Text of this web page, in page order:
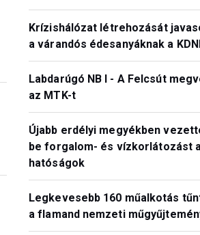
Krízishálózat létrehozását
a várandós édesanyáknak a
Labdarúgó NB I - A Felcsút
az MTK-t
Újabb erdélyi megyékben
be forgalom- és vízkorlátozást
hatóságok
Legkevesebb 160 műalkotás
a flamand nemzeti